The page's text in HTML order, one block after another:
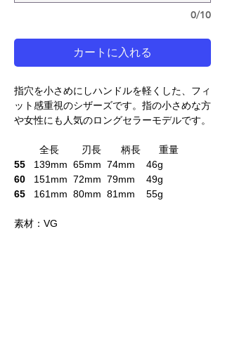
0/10
カートに入れる
指穴を小さめにしハンドルを軽くした、フィ
ット感重視のシザーズです。指の小さめな方
や女性にも人気のロングセラーモデルです。
全長 刃長 柄長 重量
55
139mm 65mm 74mm 46g
60 151mm 72mm 79mm 49g
65 161mm 80mm 81mm 55g
素材：VG